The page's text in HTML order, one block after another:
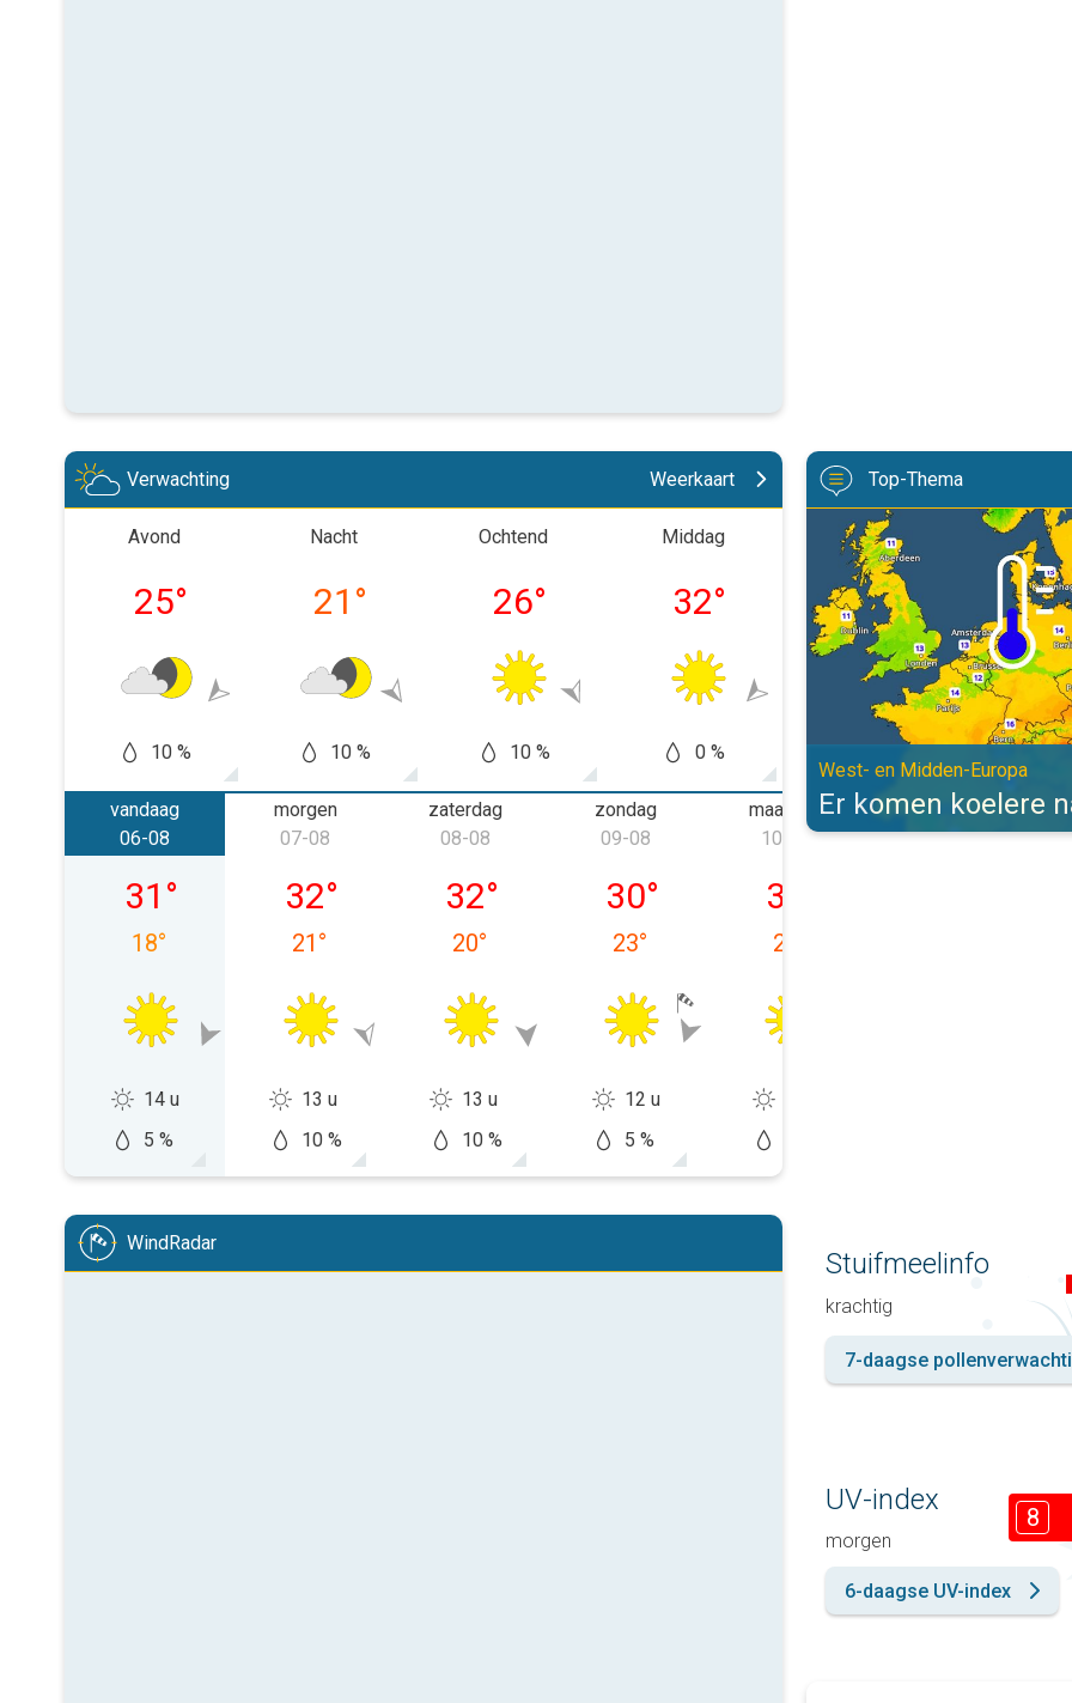
Verwachting Weerkaart
Avond
25°
10 %
Nacht
21 °
10 %
Ochtend
26°
10 %
Middag
32°
0 %
Avond
25°
0 %
20
0
vandaag
donderdag 06-08
06-08
31 °
18°
14 u
5 %
morgen
vrijdag 07-08
07-08
32°
21 °
13 u
10 %
zaterdag
zaterdag 08-08
08-08
32°
20°
13 u
10 %
zondag
zondag 09-08
09-08
30°
23°
12 u
5 %
maandag
10-08
30
22
dinsdag
11-08
Top-Thema
Er komen koelere nachten aan.
West- en Midden-Europa
Er komen koelere
WindRadar
Stuifmeelinfo
krachtig
7-daagse
UV-index
morgen
8
6-daagse UV-index